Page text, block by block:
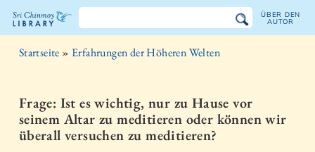
Sri
Bibliothek
ÜBER DEN
AUTOR
Startseite »Erfahrungen der Höheren Welten
Frage: Ist es wichtig, nur zu Hause vor
seinem Altar zu meditieren oder können wir
überall versuchen zu meditieren?